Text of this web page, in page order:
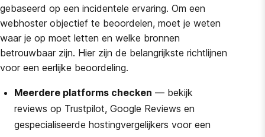
gebaseerd op een incidentele ervaring. Om een
webhoster objectief te beoordelen, moet je weten
waar je op moet letten en welke bronnen
betrouwbaar zijn. Hier zijn de belangrijkste richtlijnen
voor een eerlijke beoordeling.
Meerdere platforms checken — bekijk
reviews op Trustpilot, Google Reviews en
gespecialiseerde hostingvergelijkers voor een